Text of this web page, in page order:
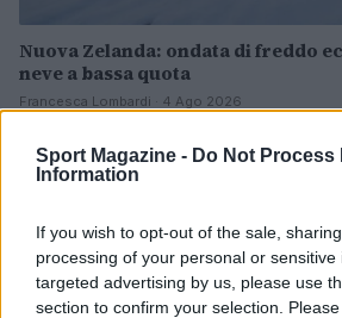
Sport Magazine - Do Not Process
Information
If you wish to opt-out of the sale,
processing of your personal or
targeted advertising by us, please use
section to confirm your selection.
Nuova Zelanda: ondata di freddo
neve a bassa quota
Francesca Lombardi · 4 Ago 2026
NOTIZIE